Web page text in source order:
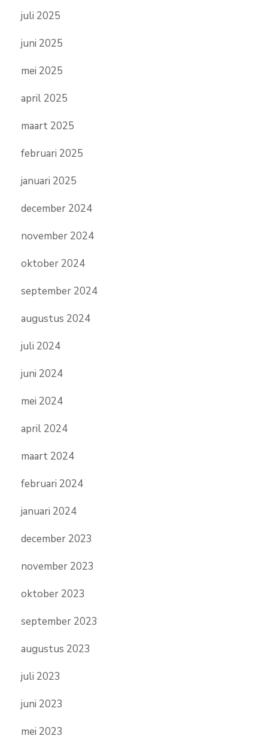
juli 2025
juni 2025
mei 2025
april 2025
maart 2025
februari 2025
januari 2025
december 2024
november 2024
oktober 2024
september 2024
augustus 2024
juli 2024
juni 2024
mei 2024
april 2024
maart 2024
februari 2024
januari 2024
december 2023
november 2023
oktober 2023
september 2023
augustus 2023
juli 2023
juni 2023
mei 2023